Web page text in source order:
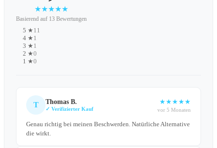
★★★★★
Basierend auf 13 Bewertungen
5 ★11
4 ★1
3 ★1
2 ★0
1 ★0
T Thomas B.
✓ Verifizierter Kauf
★ ★ ★ ★ ★
vor 5 Monaten
Genau richtig bei meinen Beschwerden. Natürliche Alternative
die wirkt.